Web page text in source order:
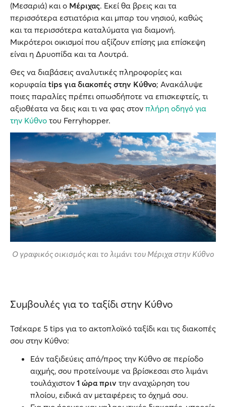
(Μεσαριά) και ο Μέριχας. Εκεί θα βρεις και τα
περισσότερα εστιατόρια και μπαρ του νησιού, καθώς
και τα περισσότερα καταλύματα για διαμονή.
Μικρότεροι οικισμοί που αξίζουν επίσης μια επίσκεψη
είναι η Δρυοπίδα και τα Λουτρά.
Θες να διαβάσεις αναλυτικές πληροφορίες και
κορυφαία tips για διακοπές στην Κύθνο; Ανακάλυψε
ποιες παραλίες πρέπει οπωσδήποτε να επισκεφτείς, τι
αξιοθέατα να δεις και τι να φας στον πλήρη οδηγό για
την Κύθνο του Ferryhopper.
Ο γραφικός οικισμός και το λιμάνι του Μέριχα στην Κύθνο
Συμβουλές για το ταξίδι στην Κύθνο
Τσέκαρε 5 tips για το ακτοπλοϊκό ταξίδι και τις διακοπές
σου στην Κύθνο:
Εάν ταξιδεύεις από/προς την Κύθνο σε περίοδο
αιχμής, σου προτείνουμε να βρίσκεσαι στο λιμάνι
τουλάχιστον 1 ώρα πριν την αναχώρηση του
πλοίου, ειδικά αν μεταφέρεις το όχημά σου.